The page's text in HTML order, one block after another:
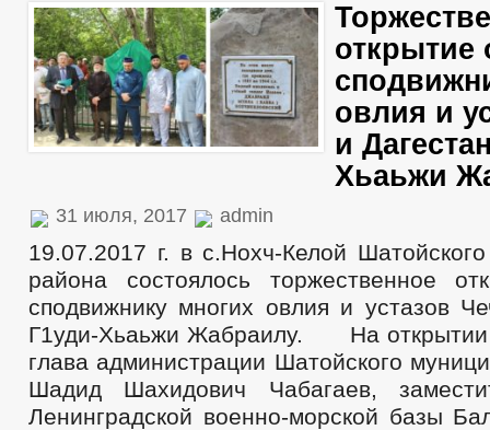
открытие
овлия и
и
Хьаьжи
31 июля, 2017 admin
19.07.2017 г. в с.Нохч-Келой
района состоялось торжественное
сподвижнику многих овлия и устазов
Г1уди-Хьаьжи Жабраилу. На открытии
глава администрации Шатойского
Шадид Шахидович Чабагаев,
Ленинградской военно-морской базы